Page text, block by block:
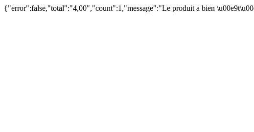
{"error":false,"total":"4,00","count":1,"message":"Le produit a bien